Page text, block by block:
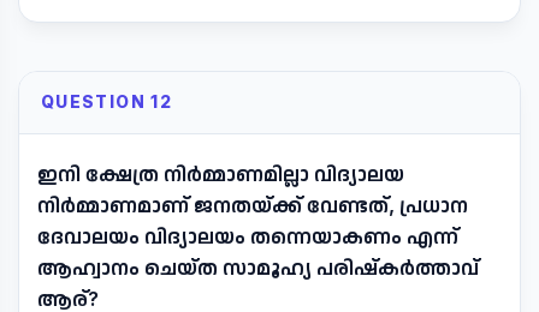
QUESTION 12
ഇനി ക്ഷേത്ര നിർമ്മാണമില്ലാ വിദ്യാലയ
നിർമ്മാണമാണ് ജനതയ്ക്ക് വേണ്ടത്, പ്രധാന
ദേവാലയം വിദ്യാലയം തന്നെയാകണം എന്ന്
ആഹ്വാനം ചെയ്‌ത സാമൂഹ്യ പരിഷ്‌കർത്താവ്
ആര്?